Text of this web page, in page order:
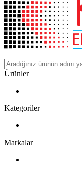
Ürünler
Kategoriler
Markalar